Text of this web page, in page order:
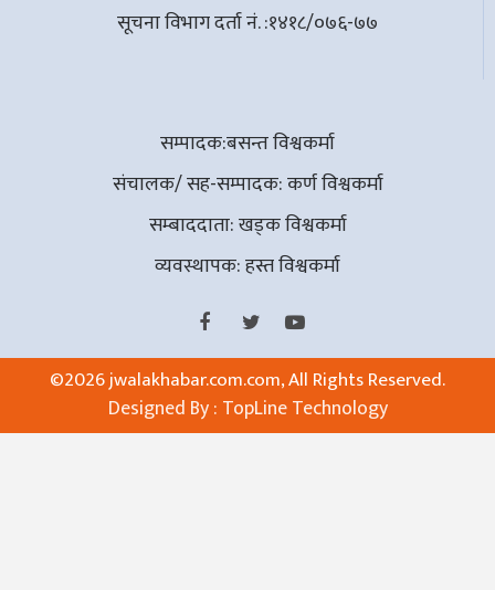
सूचना विभाग दर्ता नं. :१४१८/०७६-७७
सम्पादक:बसन्त विश्वकर्मा
संचालक/ सह-सम्पादक: कर्ण विश्वकर्मा
सम्बाददाता: खड्क विश्वकर्मा
व्यवस्थापक: हस्त विश्वकर्मा
©2026 jwalakhabar.com.com, All Rights Reserved.
Designed By : TopLine Technology